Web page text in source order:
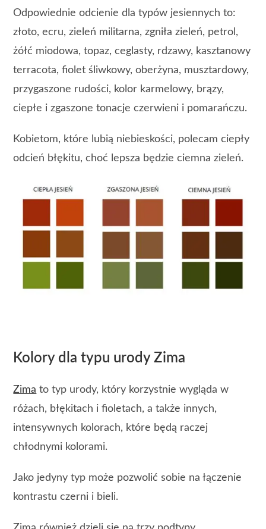
Odpowiednie odcienie dla typów jesiennych to:
złoto, ecru, zieleń militarna, zgniła zieleń, petrol,
żółć miodowa, topaz, ceglasty, rdzawy, kasztanowy
terracota, fiolet śliwkowy, oberżyna, musztardowy,
przygaszone rudości, kolor karmelowy, brązy,
ciepłe i zgaszone tonacje czerwieni i pomarańczu.
Kobietom, które lubią niebieskości, polecam ciepły
odcień błękitu, choć lepsza będzie ciemna zieleń.
Kolory dla typu urody Zima
Zima to typ urody, który korzystnie wygląda w
różach, błękitach i fioletach, a także innych,
intensywnych kolorach, które będą raczej
chłodnymi kolorami.
Jako jedyny typ może pozwolić sobie na łączenie
kontrastu czerni i bieli.